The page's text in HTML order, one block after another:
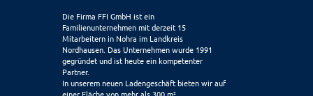
Die Firma FFI GmbH ist ein
Familienunternehmen mit derzeit 15
Mitarbeitern in Nohra im Landkreis
Nordhausen. Das Unternehmen wurde 1991
gegründet und ist heute ein kompetenter
Partner.
In unserem neuen Ladengeschäft bieten wir auf
einer Fläche von mehr als 300 m²